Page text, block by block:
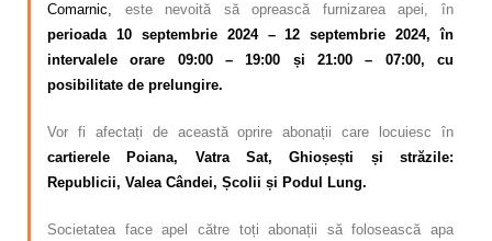
Comarnic, este nevoită să oprească furnizarea apei, în
perioada 10 septembrie 2024 – 12 septembrie 2024,în
intervalele orare 09:00 – 19:00 și 21:00 – 07:00, cu
posibilitate de prelungire.
Vor fi afectați de această oprire abonații care locuiesc în
cartierele Poiana, Vatra Sat, Ghioșești și străzile:
Republicii, Valea Cândei, Școlii și Podul Lung.
Societatea face apel către toți abonații să folosească apa